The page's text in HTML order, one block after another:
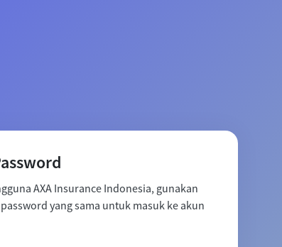
AXA Insurance Indonesia, gunakan
yang sama untuk masuk ke akun